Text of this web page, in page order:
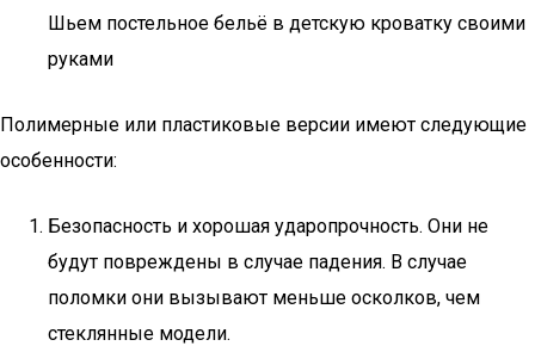
Шьем постельное бельё в детскую кроватку своими
руками
Полимерные или пластиковые версии имеют следующие
особенности:
Безопасность и хорошая ударопрочность. Они не
будут повреждены в случае падения. В случае
поломки они вызывают меньше осколков, чем
стеклянные модели.